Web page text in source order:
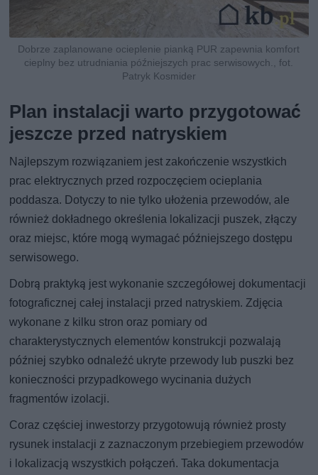
Dobrze zaplanowane ocieplenie pianką PUR zapewnia komfort
cieplny bez utrudniania późniejszych prac serwisowych., fot.
Patryk Kosmider
Plan instalacji warto przygotować
jeszcze przed natryskiem
Najlepszym rozwiązaniem jest zakończenie wszystkich
prac elektrycznych przed rozpoczęciem ocieplania
poddasza. Dotyczy to nie tylko ułożenia przewodów, ale
również dokładnego określenia lokalizacji puszek, złączy
oraz miejsc, które mogą wymagać późniejszego dostępu
serwisowego.
Dobrą praktyką jest wykonanie szczegółowej dokumentacji
fotograficznej całej instalacji przed natryskiem. Zdjęcia
wykonane z kilku stron oraz pomiary od
charakterystycznych elementów konstrukcji pozwalają
później szybko odnaleźć ukryte przewody lub puszki bez
konieczności przypadkowego wycinania dużych
fragmentów izolacji.
Coraz częściej inwestorzy przygotowują również prosty
rysunek instalacji z zaznaczonym przebiegiem przewodów
i lokalizacją wszystkich połączeń. Taka dokumentacja